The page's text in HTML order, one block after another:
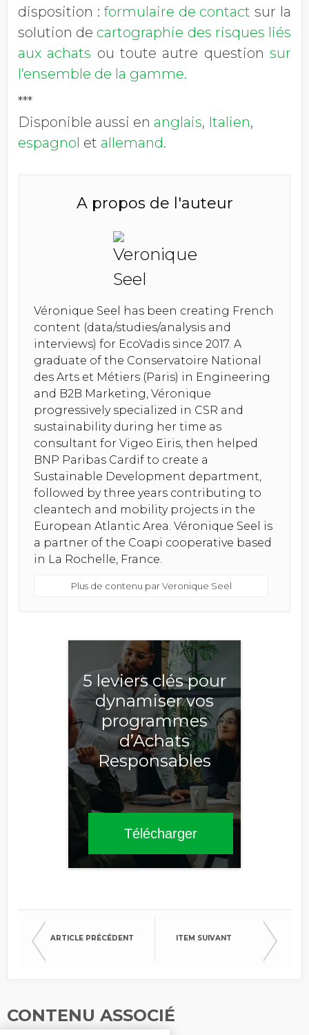
disposition : formulaire de contact sur la
solution de cartographie des risques liés
aux achats ou toute autre questionsur
l’ensemble de la gamme.
***
Disponible aussi en anglais, Italien,
espagnol et allemand.
A propos de l'auteur
Véronique Seel has been creating French
content (data/studies/analysis and
interviews) for EcoVadis since 2017. A
graduate of the Conservatoire National
des Arts et Métiers (Paris) in Engineering
and B2B Marketing, Véronique
progressively specialized in CSR and
sustainability during her time as
consultant for Vigeo Eiris, then helped
BNP Paribas Cardif to create a
Sustainable Development department,
followed by three years contributing to
cleantech and mobility projects in the
European Atlantic Area. Véronique Seel is
a partner of the Coapi cooperative based
in La Rochelle, France.
Plus de contenu par Veronique Seel
5 leviers clés pour
dynamiser vos
programmes
d’Achats
Responsables
Télécharger
ARTICLE PRÉCÉDENT ITEM SUIVANT
CONTENU ASSOCIÉ